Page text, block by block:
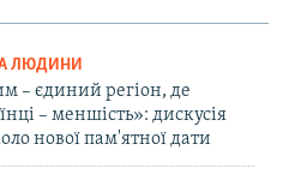
ЛЮДИНИ
– єдиний регіон, де
– меншість»: дискусія
нової пам'ятної дати